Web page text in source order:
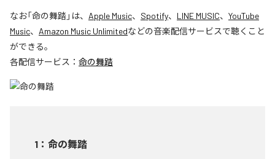
なお「命の舞踏 」は、 Apple Music、 Spotify、 LINE MUSIC、 YouTube
Music、 Amazon Music Unlimitedなどの音楽配信サービスで聴くこと
ができる。
各配信サービス： 命の舞踏
1 ： 命の舞踏